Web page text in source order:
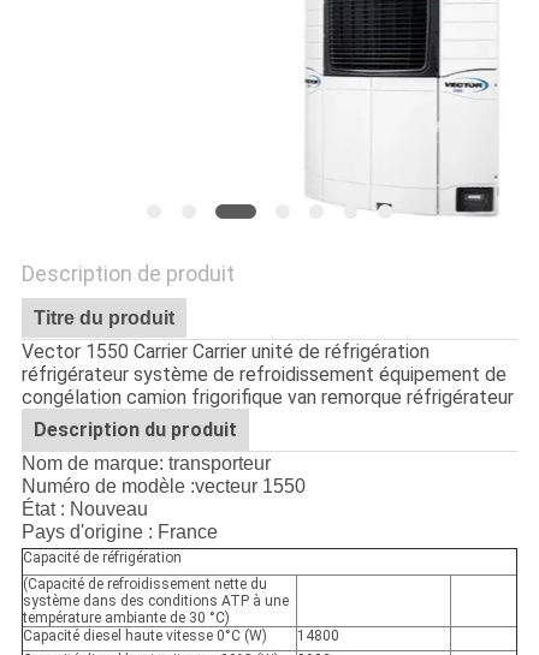
Description de produit
Titre du produit
Vector 1550 Carrier Carrier unité de réfrigération
réfrigérateur système de refroidissement équipement de
congélation camion frigorifique van remorque réfrigérateur
Description du produit
Nom de marque: transporteur
Numéro de modèle :vecteur 1550
État : Nouveau
Pays d'origine : France
Capacité de réfrigération
(Capacité de refroidissement nette du
système dans des conditions ATP à une
température ambiante de 30 °C)
Capacité diesel haute vitesse 0°C (W)
14800